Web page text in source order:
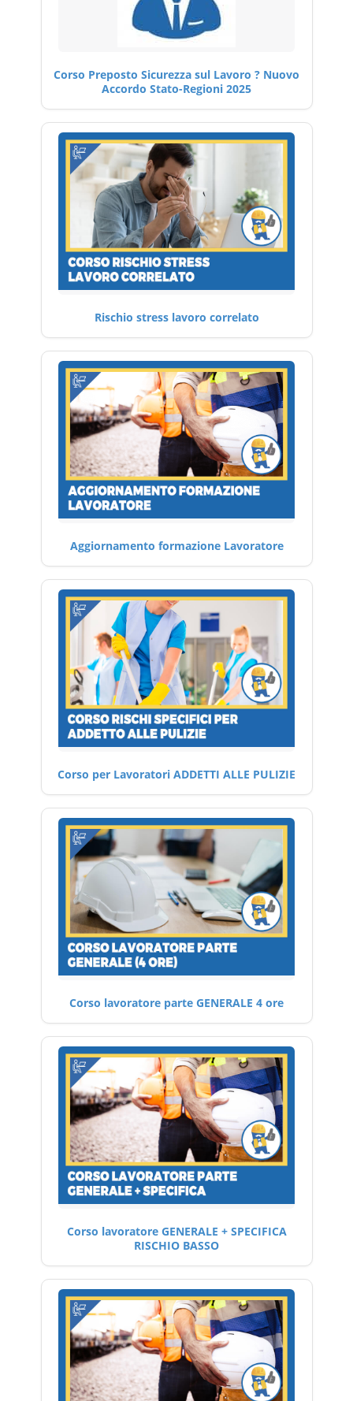
Corso Preposto Sicurezza sul Lavoro ? Nuovo
Accordo Stato-Regioni 2025
Rischio stress lavoro correlato
Aggiornamento formazione Lavoratore
Corso per Lavoratori ADDETTI ALLE PULIZIE
Corso lavoratore parte GENERALE 4 ore
Corso lavoratore GENERALE + SPECIFICA
RISCHIO BASSO